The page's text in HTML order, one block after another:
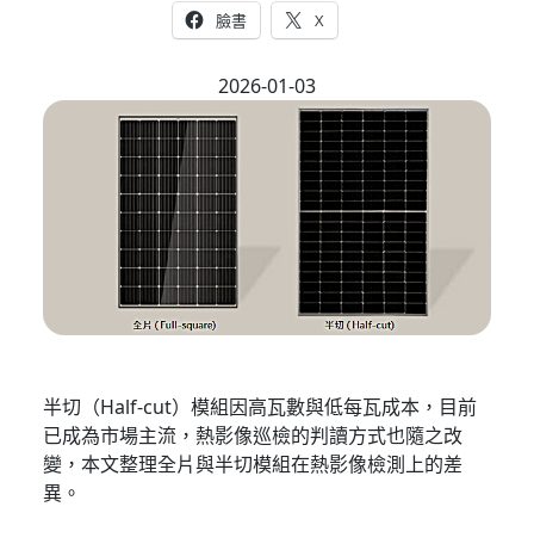
臉書 X
2026-01-03
半切（Half-cut）模組因高瓦數與低每瓦成本，目前
已成為市場主流，熱影像巡檢的判讀方式也隨之改
變，本文整理全片與半切模組在熱影像檢測上的差
異。